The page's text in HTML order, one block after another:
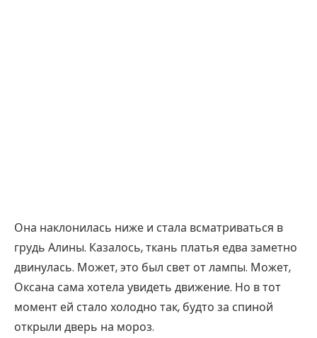
Она наклонилась ниже и стала всматриваться в
грудь Алины. Казалось, ткань платья едва заметно
двинулась. Может, это был свет от лампы. Может,
Оксана сама хотела увидеть движение. Но в тот
момент ей стало холодно так, будто за спиной
открыли дверь на мороз.